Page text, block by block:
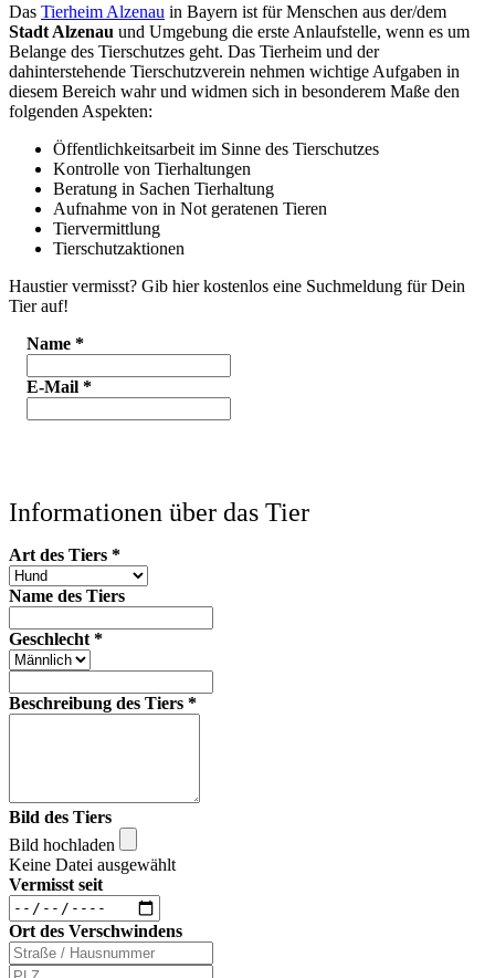
Das Tierheim Alzenau in Bayern ist für Menschen aus der/dem
Stadt Alzenau und Umgebung die erste Anlaufstelle, wenn es um
Belange des Tierschutzes geht. Das Tierheim und der
dahinterstehende Tierschutzverein nehmen wichtige Aufgaben in
diesem Bereich wahr und widmen sich in besonderem Maße den
folgenden Aspekten:
Öffentlichkeitsarbeit im Sinne des Tierschutzes
Kontrolle von Tierhaltungen
Beratung in Sachen Tierhaltung
Aufnahme von in Not geratenen Tieren
Tiervermittlung
Tierschutzaktionen
Haustier vermisst? Gib hier kostenlos eine Suchmeldung für Dein
Tier auf!
Name *
E-Mail *
Informationen über das Tier
Art des Tiers *
Name des Tiers
Geschlecht *
Beschreibung des Tiers *
Bild des Tiers
Bild hochladen
Keine Datei ausgewählt
Vermisst seit
Ort des Verschwindens